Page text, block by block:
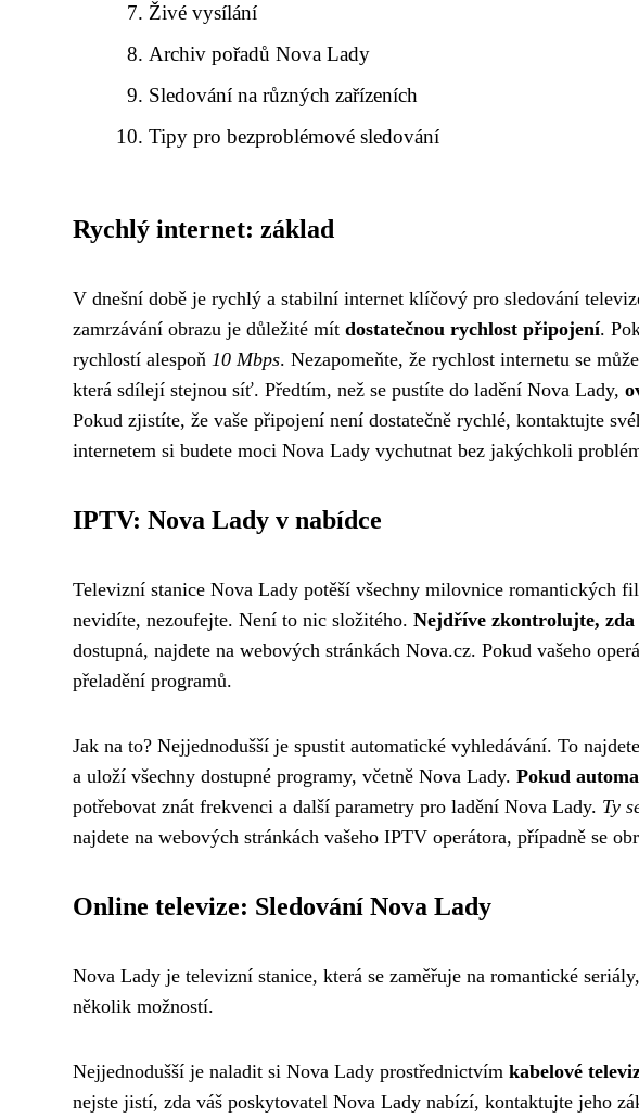
Živé vysílání
Archiv pořadů Nova Lady
Sledování na různých zařízeních
Tipy pro bezproblémové sledování
Rychlý internet: základ
V dnešní době je rychlý a stabilní internet klíčový pro sledování
zamrzávání obrazu je důležité mít dostatečnou rychlost připojení.
rychlostí alespoň 10 Mbps. Nezapomeňte, že rychlost internetu se
která sdílejí stejnou síť. Předtím, než se pustíte do ladění Nova Lady,
Pokud zjistíte, že vaše připojení není dostatečně rychlé, kontaktujte
internetem si budete moci Nova Lady vychutnat bez jakýchkoli
IPTV: Nova Lady v nabídce
Televizní stanice Nova Lady potěší všechny milovnice romantických
nevidíte, nezoufejte. Není to nic složitého. Nejdříve zkontrolujte,
dostupná, najdete na webových stránkách Nova.cz. Pokud vašeho
přeladění programů.
Jak na to? Nejjednodušší je spustit automatické vyhledávání. To
a uloží všechny dostupné programy, včetně Nova Lady. Pokud
potřebovat znát frekvenci a další parametry pro ladění Nova Lady. Ty
najdete na webových stránkách vašeho IPTV operátora, případně se
Online televize: Sledování Nova Lady
Nova Lady je televizní stanice, která se zaměřuje na romantické
několik možností.
Nejjednodušší je naladit si Nova Lady prostřednictvím kabelové
nejste jistí, zda váš poskytovatel Nova Lady nabízí, kontaktujte jeho